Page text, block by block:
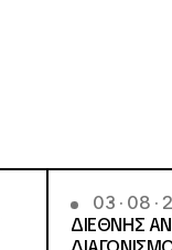
03 · 08 ·
ΔΙΕΘΝΗΣ